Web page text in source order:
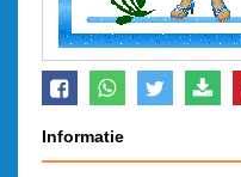
Informatie